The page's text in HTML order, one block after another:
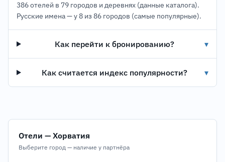
386 отелей в 79 городов и деревнях (данные каталога).
Русские имена — у 8 из 86 городов (самые популярные).
Как перейти к бронированию? ▾
Как считается индекс популярности? ▾
Отели — Хорватия
Выберите город — наличие у партнёра